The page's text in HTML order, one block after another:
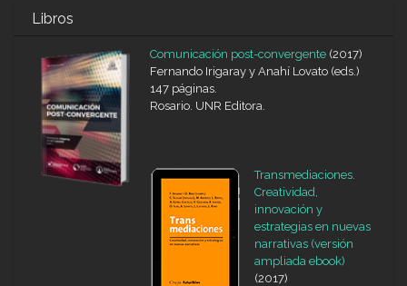
Libros
Comunicación post-convergente (2017)
Fernando Irigaray y Anahí Lovato (eds.)
147 páginas.
Rosario. UNR Editora.
Transmediaciones.
Creatividad,
innovación y
estrategias en nuevas
narrativas (versión
ampliada ebook)
(2017)